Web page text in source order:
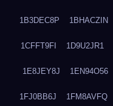
1B3DEC8P 1BHACZIN
1CFFT9FI 1D9U2JR1
1E8JEY8J 1EN94O56
1FJ0BB6J 1FM8AVFQ